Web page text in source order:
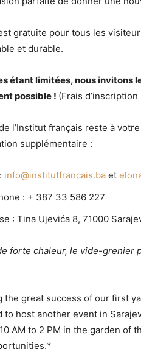
gratuite pour tous les
et durable.
étant limitées, nous invitons
possible ! (Frais d’inscription
de l’Institut français reste à
supplémentaire :
info@institutfrancais.ba et
: + 387 33 586 227
: Tina Ujevića 8, 71000
forte chaleur, le vide-grenier
the great success of our first
to host another event in
AM to 2 PM in the garden of